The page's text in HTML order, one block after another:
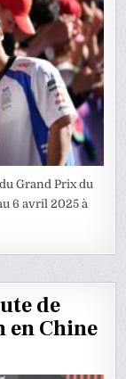
Grand Prix du
6 avril 2025 à
de
en Chine